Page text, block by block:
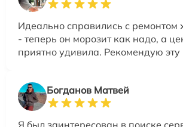
Идеально справились с ремонтом
- теперь он морозит как надо, а
приятно удивила. Рекомендую
Богданов Матвей
Я был заинтересован в поиске